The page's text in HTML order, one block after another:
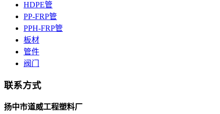
HDPE管
PP-FRP管
PPH-FRP管
板材
管件
阀门
联系方式
扬中市道威工程塑料厂